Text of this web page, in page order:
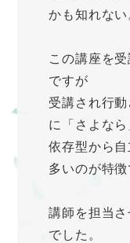
かも知れない
この講座を
ですが
受講され行
に「さよなら
依存型から
多いのが特徴
講師を担当
でした。